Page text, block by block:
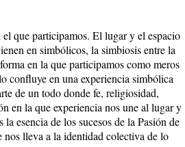
que participamos. El lugar y el espacio
en simbólicos, la simbiosis entre la
en la que participamos como meros
confluye en una experiencia simbólica
de un todo donde fe, religiosidad,
en la que experiencia nos une al lugar y
esencia de los sucesos de la Pasión de
lleva a la identidad colectiva de lo